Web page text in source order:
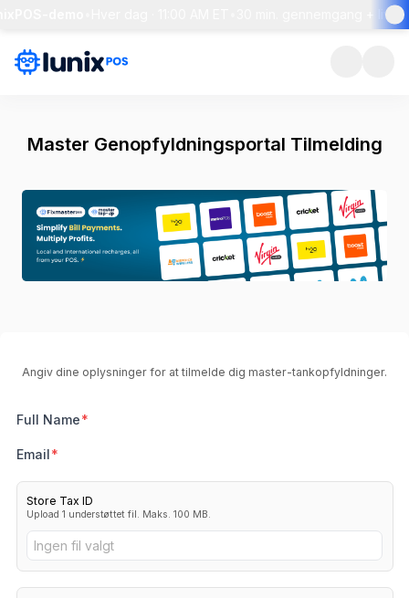
30 min. gennemgang + live
Master Genopfyldningsportal Tilmelding
Angiv dine oplysninger for at tilmelde dig master-tankopfyldninger.
Full Name
Email
Store Tax ID
Upload 1 understøttet fil. Maks. 100 MB.
Ingen fil valgt